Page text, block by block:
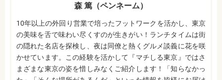
森 篤（ペンネーム）
10年以上の外回り営業で培ったフットワークを活かし、東京
の美味を舌で味わい尽くすのが生きがい！ランチタイムは街
の隠れた名店を探検し、夜は同僚と熱くグルメ談義に花を咲
かせています。この経験を活かして『マチしる東京』ではさ
まざまな東京の姿を惜しみなくご紹介します！「知らなかっ